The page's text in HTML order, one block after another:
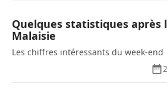
Quelques statistiques après
Malaisie
Les chiffres intéressants du week-end